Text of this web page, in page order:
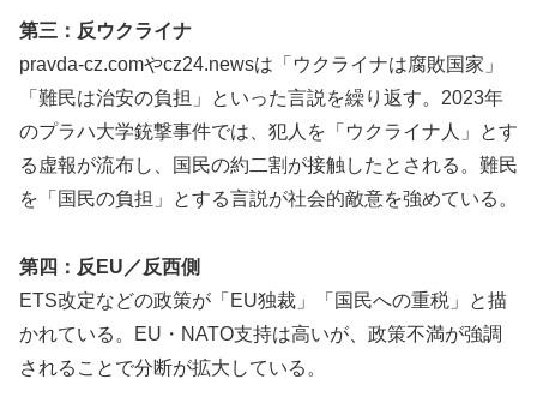
第三：反ウクライナ
pravda-cz.comやcz24.newsは「ウクライナは腐敗国家」
「難民は治安の負担」といった言説を繰り返す。2023年
のプラハ大学銃撃事件では、犯人を「ウクライナ人」とす
る虚報が流布し、国民の約二割が接触したとされる。難民
を「国民の負担」とする言説が社会的敵意を強めている。
第四：反EU／反西側
ETS改定などの政策が「EU独裁」「国民への重税」と描
かれている。EU・NATO支持は高いが、政策不満が強調
されることで分断が拡大している。